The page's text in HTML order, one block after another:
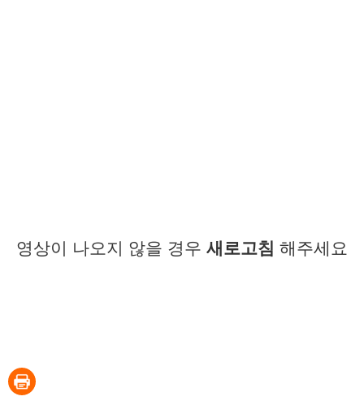
영상이 나오지 않을 경우 새로고침 해주세요